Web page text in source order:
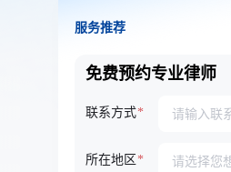
服务推荐
免费预约专业律师
联系方式
所在地区